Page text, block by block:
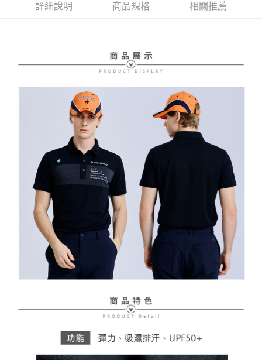
帳／街口支付／iPASS MONEY」等通路繳費。
買賣價金債權讓與本公司後，依約使用本公司帳單繳交帳款。
2.基於同意付款使用「大哥付你分期」之契約關係目的，商店將以您的個人
由本公司與您本人進行分期帳單所需資料之確認、核對及更正。
3.完整用戶服務條款，請詳閱以下連結：
https://oppay.tw/userRule
２．訂單成立數日內，您將收到繳費通知簡訊。
購買商品的店家。未經商家同意取消之訂單仍視為有效，需透過AFTEE先享
後付繳納相關費用。
※ 交易是否成功請以「AFTEE先享後付 」之結帳頁面顯示為準，若有關於
https://netprotections.freshdesk.com/support/home
１．透過由恩沛科技股份有限公司提供之「AFTEE先享後付」服務完成之交
易，需依本服務之必要範圍內提供個人資料，並將交易相關給付款項請求債
權轉讓予恩沛科技股份有限公司。
２．關於個人資料處理事宜，請瀏覽以下網址：
https://aftee.tw/terms/#terms3
３．未成年的使用者請事先徵得法定代理人或監護人之同意方可使用
「AFTEE先享後付」，若未經同意申辦者引起之損失，本公司不負相關責
４．使用「AFTEE先享後付」時，將依據個別帳號之用戶狀況，依本公司即
時審查核予不同之上限額度；若仍有額度不足之情形，本公司將視審查結果
請求用戶進行身份認證。
５．嚴禁一人註冊多個帳號或使用他人資訊註冊。若發現惡意使用之情形，
恩沛科技股份有限公司將有權停止該用戶之使用額度並採取法律行動。
免運費
付款後7-11取貨
離島宅配
詳細說明 商品規格 相關推薦